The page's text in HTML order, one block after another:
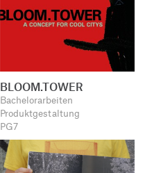
BLOOM.TOWER
Bachelorarbeiten
Produktgestaltung
PG7